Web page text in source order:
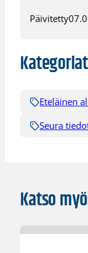
Päivitetty
Kategoriat
Eteläinen
Seura
Katso